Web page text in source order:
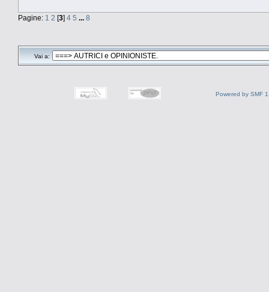
Pagine: 1 2 [3] 4 5 ... 8
Vai a:
Powered by SMF